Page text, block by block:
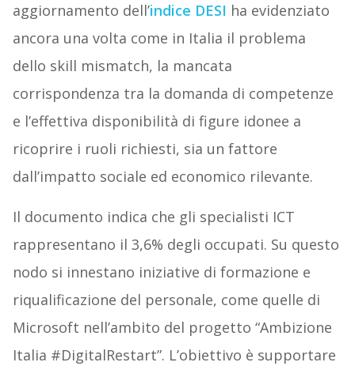
aggiornamento dell’indice DESI ha evidenziato
ancora una volta come in Italia il problema
dello skill mismatch, la mancata
corrispondenza tra la domanda di competenze
e l’effettiva disponibilità di figure idonee a
ricoprire i ruoli richiesti, sia un fattore
dall’impatto sociale ed economico rilevante.
Il documento indica che gli specialisti ICT
rappresentano il 3,6% degli occupati. Su questo
nodo si innestano iniziative di formazione e
riqualificazione del personale, come quelle di
Microsoft nell’ambito del progetto “Ambizione
Italia #DigitalRestart”. L’obiettivo è supportare